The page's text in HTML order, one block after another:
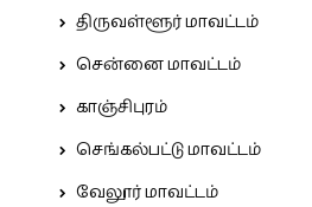
திருவள்ளூர் மாவட்டம்
சென்னை மாவட்டம்
காஞ்சிபுரம்
செங்கல்பட்டு மாவட்டம்
வேலூர் மாவட்டம்